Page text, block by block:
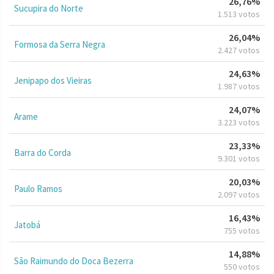
Sucupira do Norte 1.513 votos
Formosa da Serra Negra
26,04%
2.427 votos
Jenipapo dos Vieiras
24,63%
1.987 votos
Arame
24,07%
3.223 votos
Barra do Corda
23,33%
9.301 votos
Paulo Ramos
20,03%
2.097 votos
Jatobá
16,43%
755 votos
São Raimundo do Doca Bezerra
14,88%
550 votos